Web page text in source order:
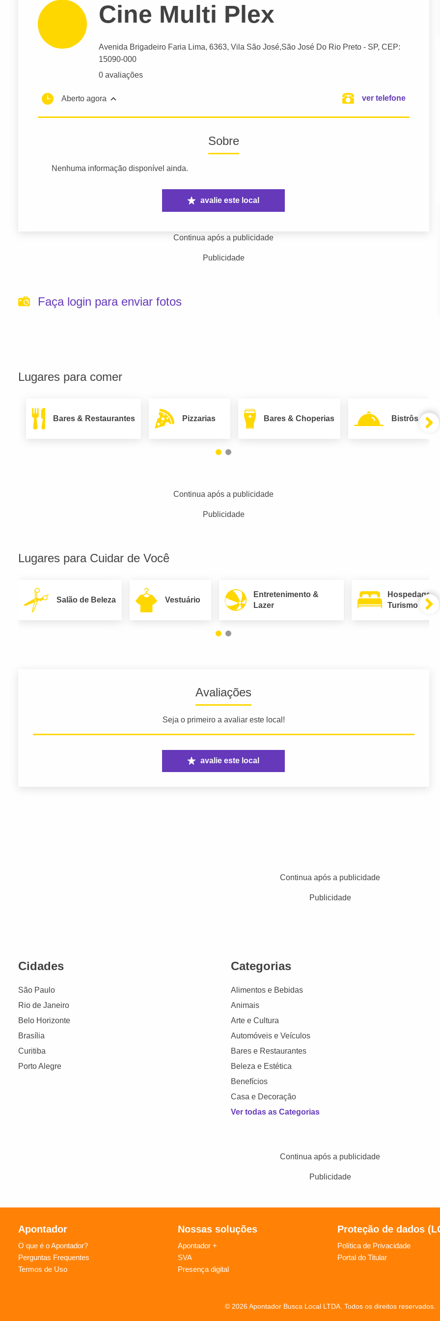
Cine Multi Plex
Avenida Brigadeiro Faria Lima, 6363, Vila São José,São José Do Rio Preto - SP, CEP:
15090-000
0 avaliações
Aberto agora ver telefone
Sobre
Nenhuma informação disponível ainda.
avalie este local
Continua após a publicidade
Publicidade
Faça login para enviar fotos
Lugares para comer
Bares & Restaurantes Pizzarias Bares & Choperias Bistrôs
Continua após a publicidade
Publicidade
Lugares para Cuidar de Você
Salão de Beleza Vestuário
Entretenimento &
Lazer
Hospedagem
Turismo
Avaliações
Seja o primeiro a avaliar este local!
avalie este local
Continua após a publicidade
Publicidade
Cidades
São Paulo
Rio de Janeiro
Belo Horizonte
Brasília
Curitiba
Porto Alegre
Categorias
Alimentos e Bebidas
Animais
Arte e Cultura
Automóveis e Veículos
Bares e Restaurantes
Beleza e Estética
Benefícios
Casa e Decoração
Ver todas as Categorias
Continua após a publicidade
Publicidade
Apontador
O que é o Apontador?
Perguntas Frequentes
Termos de Uso
Nossas soluções
Apontador +
SVA
Presença digital
Proteção de dados
Política de Privacidade
Portal do Titular
© 2026 Apontador Busca Local LTDA. Todos os direitos reservados.